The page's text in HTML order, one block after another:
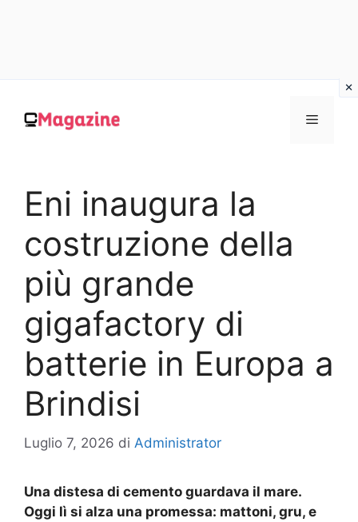
contenuto
MENU
Eni inaugura la
costruzione della
più grande
gigafactory di
batterie in Europa a
Brindisi
Luglio 7, 2026 di Administrator
Una distesa di cemento guardava il mare.
Oggi lì si alza una promessa: mattoni, gru, e